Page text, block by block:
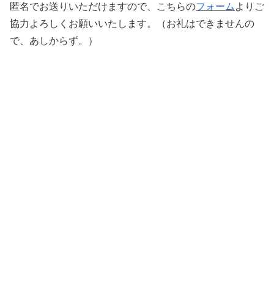
匿名でお送りいただけますので、こちらのフォーム よりご
協力よろしくお願いいたします。（お礼はできませんの
で、あしからず。）